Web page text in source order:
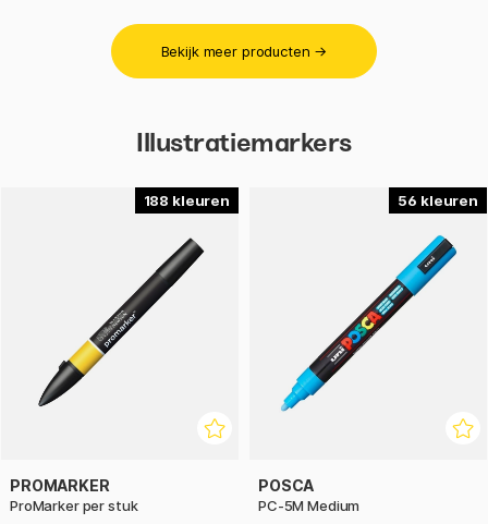
Bekijk meer producten →
Illustratiemarkers
188
PROMARKER
ProMarker per stuk
56
POSCA
PC-5M Medium